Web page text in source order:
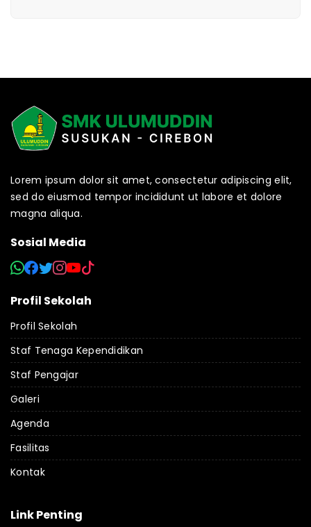
Lorem ipsum dolor sit amet, consectetur adipiscing elit,
sed do eiusmod tempor incididunt ut labore et dolore
magna aliqua.
Sosial Media
Profil Sekolah
Profil Sekolah
Staf Tenaga Kependidikan
Staf Pengajar
Galeri
Agenda
Fasilitas
Kontak
Link Penting